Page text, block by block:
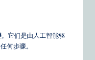
。它们是由人工智能驱
何步骤。